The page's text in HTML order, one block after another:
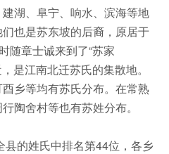
湖、阜宁、响水、滨海等地
也是苏东坡的后裔，原居于
随章士诚来到了“苏家
是江南北迁苏氏的集散地。
乡等均有苏氏分布。在常熟
陶舍村等也有苏姓分布。
的姓氏中排名第44位，各乡